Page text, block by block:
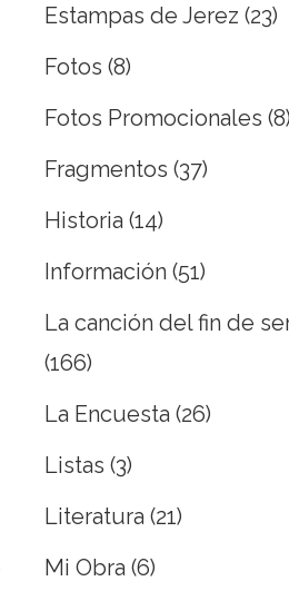
Estampas de Jerez (23)
Fotos (8)
Fotos Promocionales (8)
Fragmentos (37)
Historia (14)
Información (51)
La canción del fin de
(166)
La Encuesta (26)
Listas (3)
Literatura (21)
Mi Obra (6)